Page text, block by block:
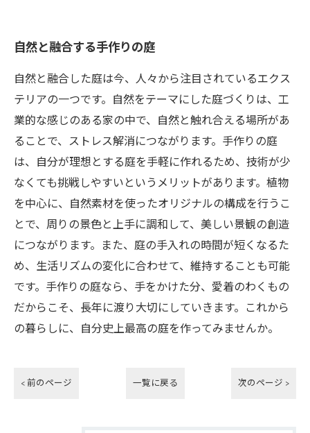
自然と融合する手作りの庭
自然と融合した庭は今、人々から注目されているエクス
テリアの一つです。自然をテーマにした庭づくりは、工
業的な感じのある家の中で、自然と触れ合える場所があ
ることで、ストレス解消につながります。手作りの庭
は、自分が理想とする庭を手軽に作れるため、技術が少
なくても挑戦しやすいというメリットがあります。植物
を中心に、自然素材を使ったオリジナルの構成を行うこ
とで、周りの景色と上手に調和して、美しい景観の創造
につながります。また、庭の手入れの時間が短くなるた
め、生活リズムの変化に合わせて、維持することも可能
です。手作りの庭なら、手をかけた分、愛着のわくもの
だからこそ、長年に渡り大切にしていきます。これから
の暮らしに、自分史上最高の庭を作ってみませんか。
< 前のページ 一覧に戻る 次のページ >